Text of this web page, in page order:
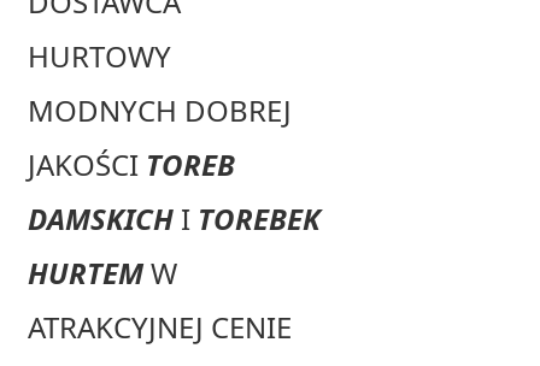
HURTOWY
MODNYCH DOBREJ
JAKOŚCI TOREB
DAMSKICH I TOREBEK
HURTEMW
ATRAKCYJNEJ CENIE